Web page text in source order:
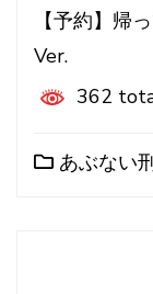
【予約】帰
Ver.
362
あぶない